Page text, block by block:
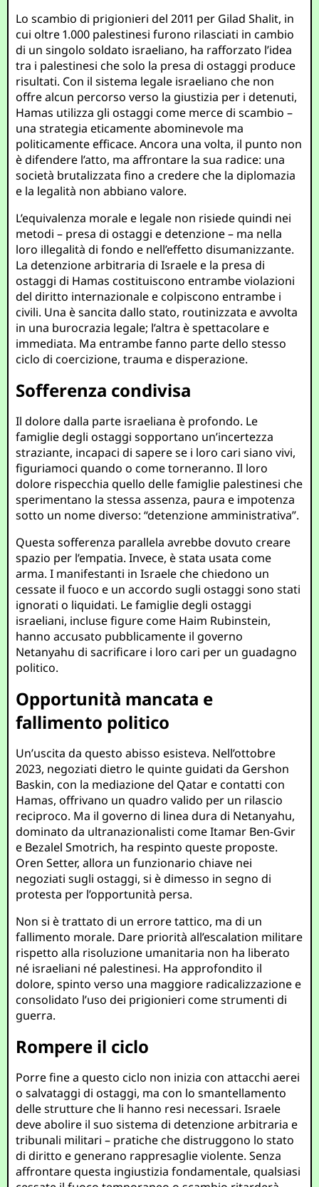
Lo scambio di prigionieri del 2011 per Gilad Shalit, in
cui oltre 1.000 palestinesi furono rilasciati in cambio
di un singolo soldato israeliano, ha rafforzato l’idea
tra i palestinesi che solo la presa di ostaggi produce
risultati. Con il sistema legale israeliano che non
offre alcun percorso verso la giustizia per i detenuti,
Hamas utilizza gli ostaggi come merce di scambio –
una strategia eticamente abominevole ma
politicamente efficace. Ancora una volta, il punto non
è difendere l’atto, ma affrontare la sua radice: una
società brutalizzata fino a credere che la diplomazia
e la legalità non abbiano valore.
L’equivalenza morale e legale non risiede quindi nei
metodi – presa di ostaggi e detenzione – ma nella
loro illegalità di fondo e nell’effetto disumanizzante.
La detenzione arbitraria di Israele e la presa di
ostaggi di Hamas costituiscono entrambe violazioni
del diritto internazionale e colpiscono entrambe i
civili. Una è sancita dallo stato, routinizzata e avvolta
in una burocrazia legale; l’altra è spettacolare e
immediata. Ma entrambe fanno parte dello stesso
ciclo di coercizione, trauma e disperazione.
Sofferenza condivisa
Il dolore dalla parte israeliana è profondo. Le
famiglie degli ostaggi sopportano un’incertezza
straziante, incapaci di sapere se i loro cari siano vivi,
figuriamoci quando o come torneranno. Il loro
dolore rispecchia quello delle famiglie palestinesi che
sperimentano la stessa assenza, paura e impotenza
sotto un nome diverso: “detenzione amministrativa”.
Questa sofferenza parallela avrebbe dovuto creare
spazio per l’empatia. Invece, è stata usata come
arma. I manifestanti in Israele che chiedono un
cessate il fuoco e un accordo sugli ostaggi sono stati
ignorati o liquidati. Le famiglie degli ostaggi
israeliani, incluse figure come Haim Rubinstein,
hanno accusato pubblicamente il governo
Netanyahu di sacrificare i loro cari per un guadagno
politico.
Opportunità mancata e
fallimento politico
Un’uscita da questo abisso esisteva. Nell’ottobre
2023, negoziati dietro le quinte guidati da Gershon
Baskin, con la mediazione del Qatar e contatti con
Hamas, offrivano un quadro valido per un rilascio
reciproco. Ma il governo di linea dura di Netanyahu,
dominato da ultranazionalisti come Itamar Ben-Gvir
e Bezalel Smotrich, ha respinto queste proposte.
Oren Setter, allora un funzionario chiave nei
negoziati sugli ostaggi, si è dimesso in segno di
protesta per l’opportunità persa.
Non si è trattato di un errore tattico, ma di un
fallimento morale. Dare priorità all’escalation militare
rispetto alla risoluzione umanitaria non ha liberato
né israeliani né palestinesi. Ha approfondito il
dolore, spinto verso una maggiore radicalizzazione e
consolidato l’uso dei prigionieri come strumenti di
guerra.
Rompere il ciclo
Porre fine a questo ciclo non inizia con attacchi aerei
o salvataggi di ostaggi, ma con lo smantellamento
delle strutture che li hanno resi necessari. Israele
deve abolire il suo sistema di detenzione arbitraria e
tribunali militari – pratiche che distruggono lo stato
di diritto e generano rappresaglie violente. Senza
affrontare questa ingiustizia fondamentale, qualsiasi